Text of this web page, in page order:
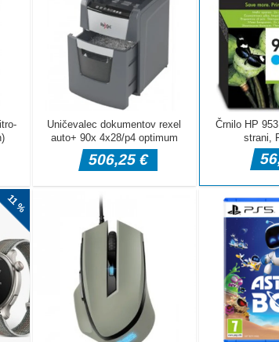
v mobilni napravi.
so 3 načini; katera številka je pred vprašano
in katera številka je med dvema
da vidite dano številko in izberite desni
Ta igra govori o dinozavrovih teku,
na tem svetu in če želite preživeti, morate
smrtonosnim oviram na cesti. Zabavaj